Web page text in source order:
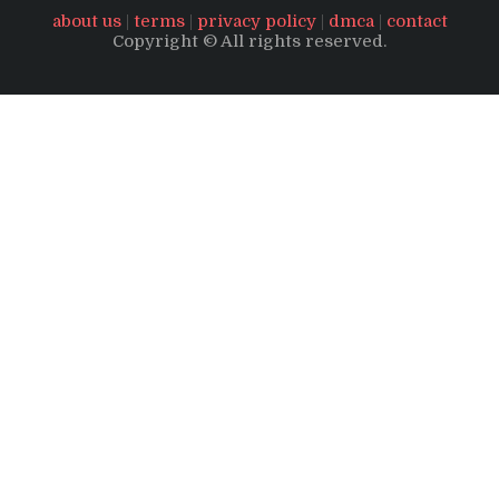
about us| terms| privacy policy| dmca| contact
Copyright © All rights reserved.